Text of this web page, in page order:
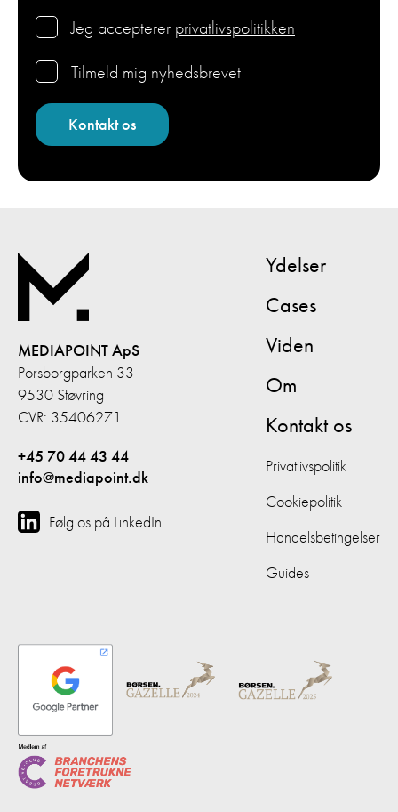
Jeg accepterer privatlivspolitikken
Tilmeld mig nyhedsbrevet
MEDIAPOINT ApS
Porsborgparken 33
9530 Støvring
CVR: 35406271
+45 70 44 43 44
info@mediapoint.dk
Følg os på LinkedIn
Ydelser
Cases
Viden
Om
Kontakt os
Privatlivspolitik
Cookiepolitik
Handelsbetingelser
Guides